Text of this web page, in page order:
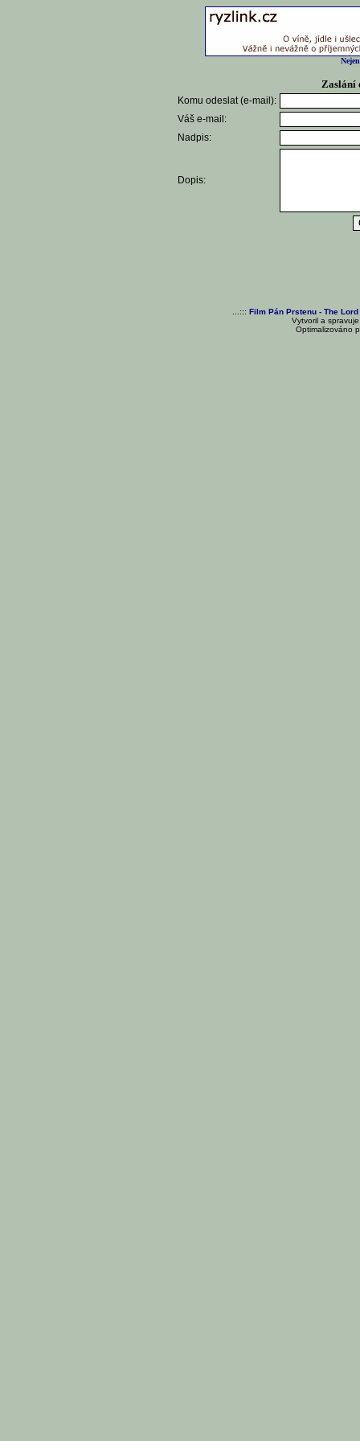
Zaslání
Komu odeslat (e-mail):
Váš e-mail:
Nadpis:
Dopis:
...::: Film Pán Prstenu - The
Vytvoril a
Optimalizováno